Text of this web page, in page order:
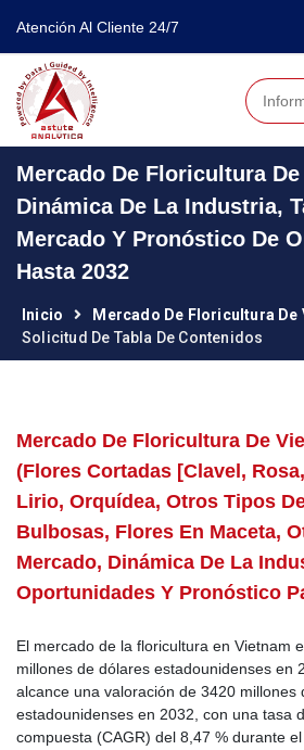
Atención Al Cliente 24/7
Mercado De Floricultura
Dinámica De La Industria,
Mercado Y Pronóstico De
Hasta 2032
Inicio
Mercado De Floricultura De
Solicitud De Tabla De Contenidos
Mercado De Floricultura De
(flores Cortadas [clavel,
Lirio, Orquídea, Otros Tipos
Bulbosas, Flores En Maceta,
Mercado, Dinámica De La
Oportunidades Y Pronóstico
El mercado de la floricultura en Vietnam
millones de dólares estadounidenses en
alcance una valoración de 3420 millones
estadounidenses en 2032, con una tasa
compuesta (CAGR) del 8,47 % durante